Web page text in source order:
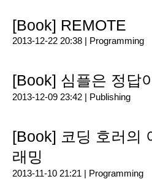
[Book] REMOTE
2013-12-22 20:38 | Programming
[Book] 심플은 정답
2013-12-09 23:42 | Publishing
[Book] 코딩 호러의
래밍
2013-11-10 21:21 | Programming